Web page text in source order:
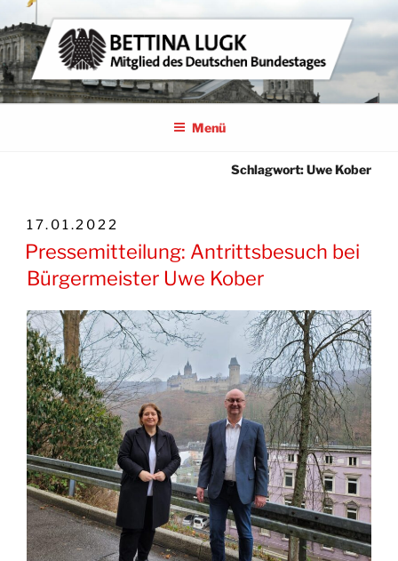
Zum
Inhalt
springen
BETTINA LUGK
MITGLIED DES DEUTSCHEN BUNDESTAGES
Menü
Schlagwort:Uwe Kober
VERÖFFENTLICHT
AM
17.01.2022
Pressemitteilung: Antrittsbesuch bei
Bürgermeister Uwe Kober